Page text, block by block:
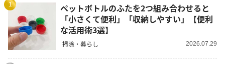
1
ペットボトルのふたを2つ組み合わせると
「小さくて便利」「収納しやすい」【便利
な活用術3選】
掃除・暮らし 2026.07.29